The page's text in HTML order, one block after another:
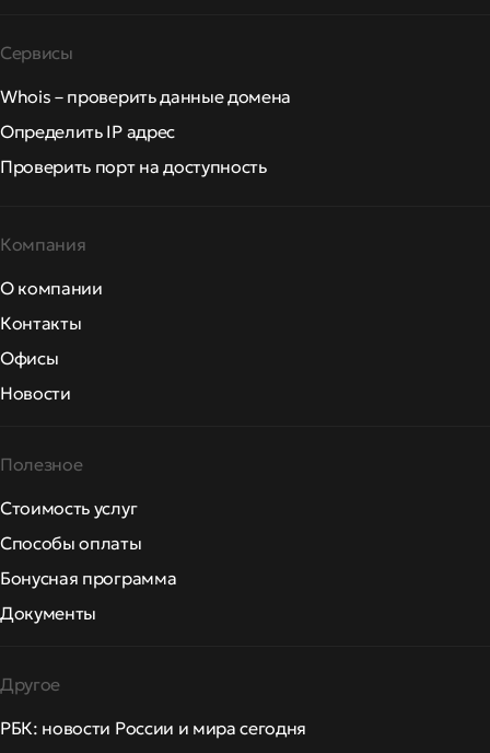
Сервисы
Whois – проверить данные домена
Определить IP адрес
Проверить порт на доступность
Компания
О компании
Контакты
Офисы
Новости
Полезное
Стоимость услуг
Способы оплаты
Бонусная программа
Документы
Другое
РБК: новости России и мира сегодня